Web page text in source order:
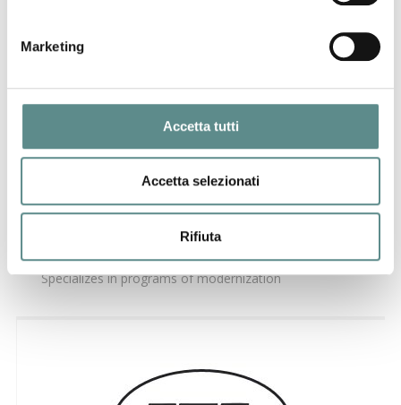
Marketing
Accetta tutti
Accetta selezionati
Rifiuta
46010 CURTATONE (MN)
Specializes in programs of modernization